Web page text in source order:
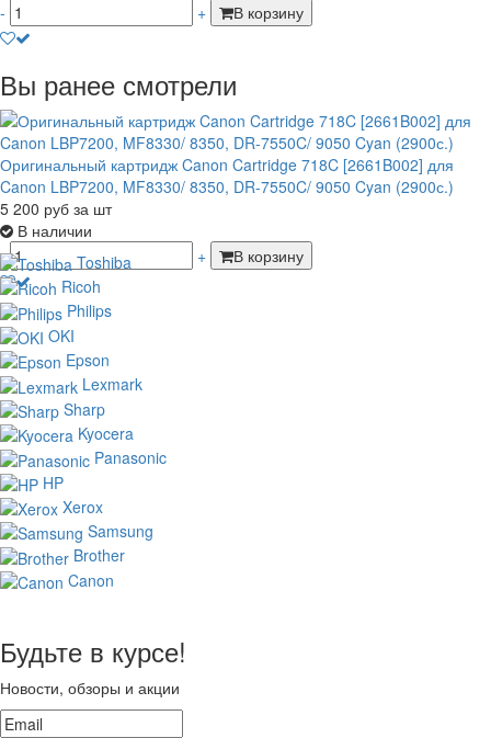
-
+ В корзину
Вы ранее смотрели
Оригинальный картридж Canon Cartridge 718C [2661B002] для
Canon LBP7200, MF8330/ 8350, DR-7550C/ 9050 Cyan (2900с.)
5 200 руб за шт
В наличии
-
+ В корзину
Toshiba
Ricoh
Philips
OKI
Epson
Lexmark
Sharp
Kyocera
Panasonic
HP
Xerox
Samsung
Brother
Canon
Будьте в курсе!
Новости, обзоры и акции